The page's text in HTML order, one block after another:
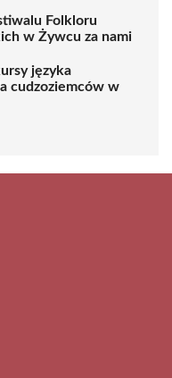
Folkloru
w Żywcu za nami
języka
cudzoziemców w